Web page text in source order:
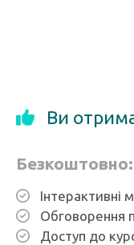
Ви
Безкоштовно:
Інтерактивні
Обговорення
Доступ до